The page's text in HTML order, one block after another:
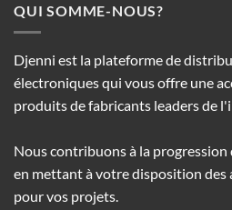
QUI SOMME-NOUS?
Djenni est la plateforme de
électroniques qui vous offre une
produits de fabricants leaders de
Nous contribuons à la progression
en mettant à votre disposition des
pour vos projets.